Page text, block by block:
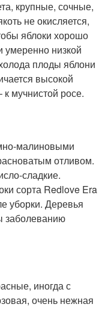
крупные, сочные,
не окисляется,
яблоки хорошо
умеренно низкой
плоды яблони
высокой
мучнистой росе.
малиновыми
отливом.
сладкие.
сорта Redlove Era
уборки. Деревья
заболеванию
иногда с
очень нежная